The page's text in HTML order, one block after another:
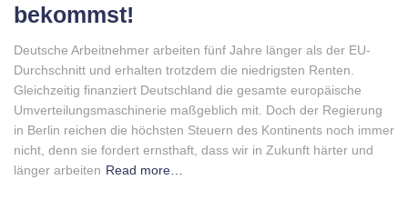
bekommst!
Deutsche Arbeitnehmer arbeiten fünf Jahre länger als der EU-
Durchschnitt und erhalten trotzdem die niedrigsten Renten.
Gleichzeitig finanziert Deutschland die gesamte europäische
Umverteilungsmaschinerie maßgeblich mit. Doch der Regierung
in Berlin reichen die höchsten Steuern des Kontinents noch immer
nicht, denn sie fordert ernsthaft, dass wir in Zukunft härter und
länger arbeiten Read more…